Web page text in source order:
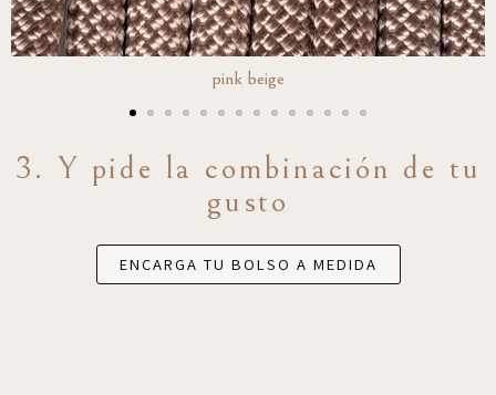
pink beige
3. Y pide la combinación de tu
gusto
ENCARGA TU BOLSO A MEDIDA